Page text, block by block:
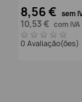
8,56 € sem
10,53 € com IVA
0 Avaliação(ões)